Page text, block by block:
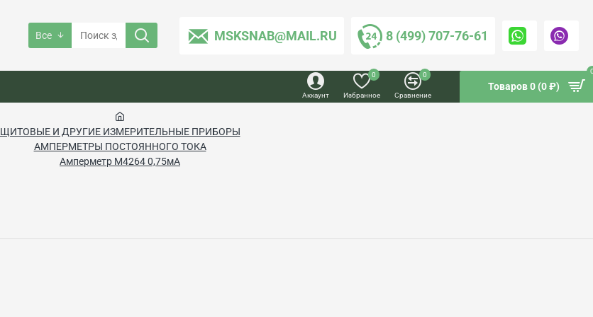
Все MSKSNAB@MAIL.RU 8 (499) 707-76-61
Аккаунт Избранное
0
Сравнение
0
Товаров 0 (0 ₽)
ЩИТОВЫЕ И ДРУГИЕ ИЗМЕРИТЕЛЬНЫЕ ПРИБОРЫ
АМПЕРМЕТРЫ ПОСТОЯННОГО ТОКА
Амперметр М4264 0,75мА